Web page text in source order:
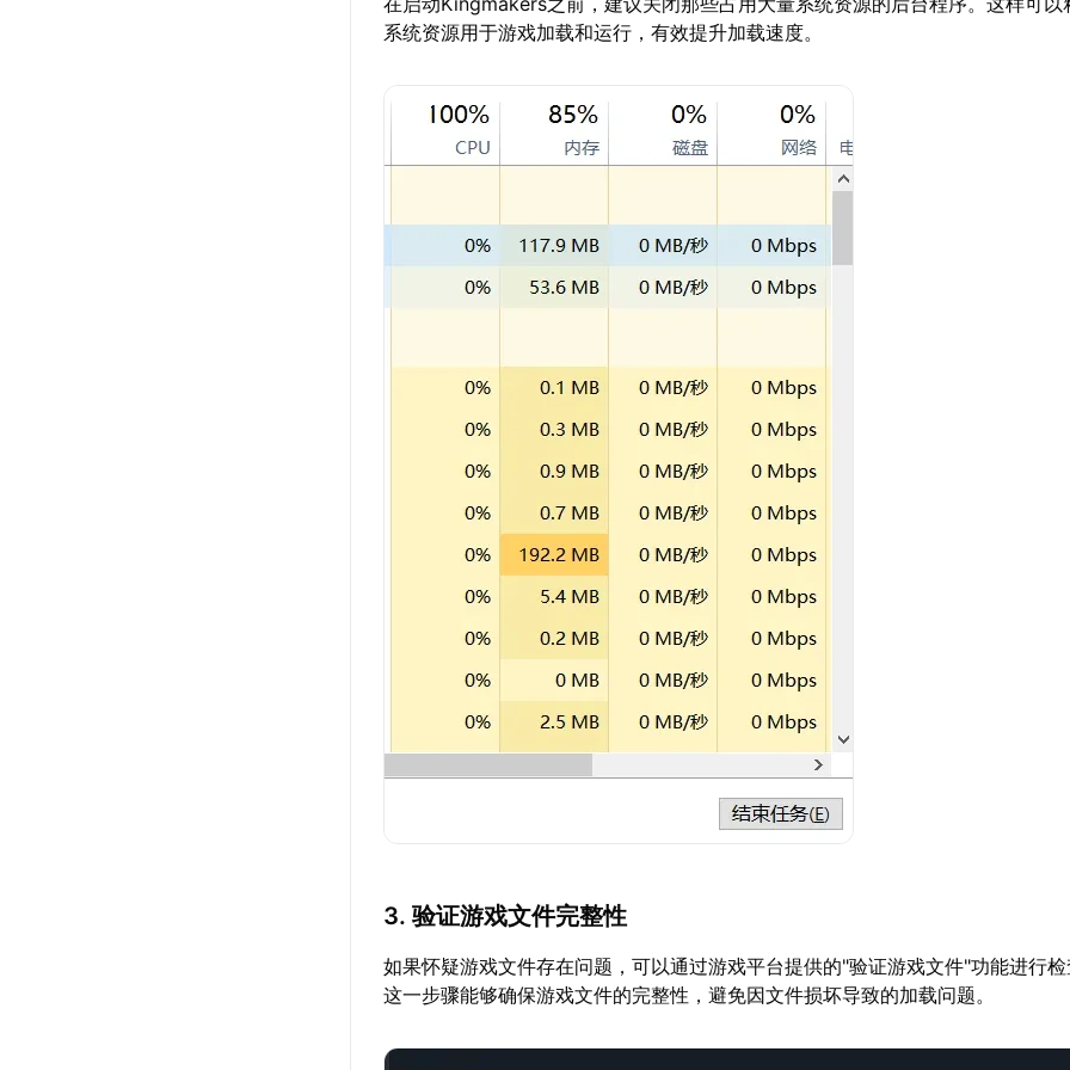
系统资源用于游戏加载和运行，有效提升加载速度。
3. 验证游戏文件完整性
如果怀疑游戏文件存在问题，可以通过游戏平台提供的"验证游戏文件"功能进行检
这一步骤能够确保游戏文件的完整性，避免因文件损坏导致的加载问题。